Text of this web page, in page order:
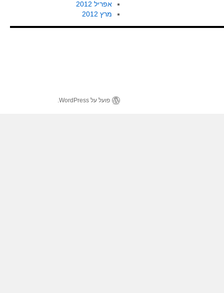
אפריל 2012
מרץ 2012
פועל על WordPress.